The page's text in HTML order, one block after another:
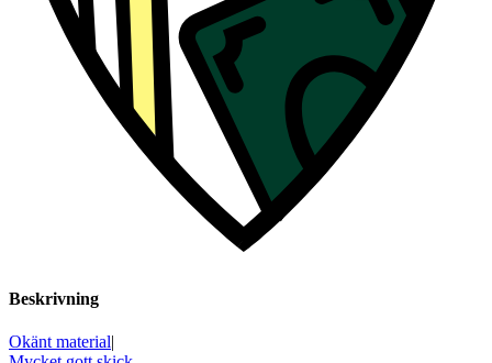
Beskrivning
Okänt material|